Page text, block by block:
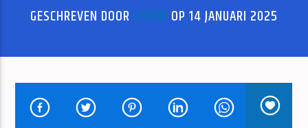
HUIDIG NUMMER
GESCHREVEN DOOR ADMIN OP 14 JANUARI 2025